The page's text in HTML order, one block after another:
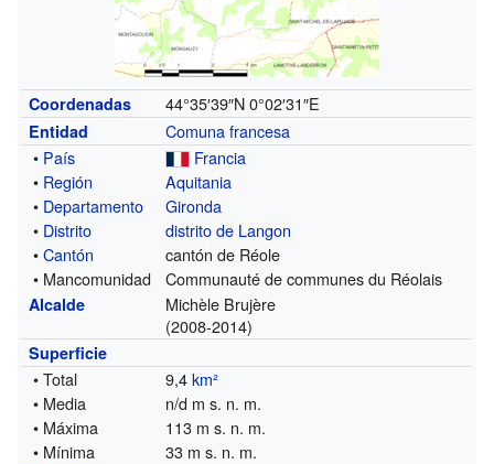
Coordenadas 44°35′39″N 0°02′31″E
Entidad
Comuna francesa
• País
Francia
• Región
Aquitania
• Departamento
Gironda
• Distrito
distrito de Langon
•Cantón
cantón de Réole
• Mancomunidad
Communauté de communes du Réolais
Alcalde
Michèle Brujère
(2008-2014)
Superficie
• Total 9,4km²
• Media
n/d m s. n. m.
• Máxima
113 m s. n. m.
• Mínima
33 m s. n. m.